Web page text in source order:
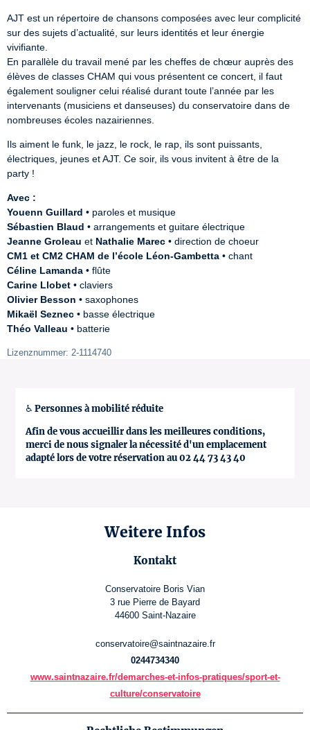
AJT est un répertoire de chansons composées avec leur complicité
sur des sujets d’actualité, sur leurs identités et leur énergie
vivifiante.
En parallèle du travail mené par les cheffes de chœur auprès des
élèves de classes CHAM qui vous présentent ce concert, il faut
également souligner celui réalisé durant toute l’année par les
intervenants (musiciens et danseuses) du conservatoire dans de
nombreuses écoles nazairiennes.
Ils aiment le funk, le jazz, le rock, le rap, ils sont puissants,
électriques, jeunes et AJT. Ce soir, ils vous invitent à être de la
party !
Avec :
Youenn Guillard
Sébastien Blaud
Jeanne Groleau et Nathalie Marec
CM1 et CM2 CHAM de l’école Léon-Gambetta
Céline Lamanda
Carine Llobet
Olivier Besson
Mikaël Seznec
Théo Valleau • batterie
Lizenznummer: 2-1114740
♿ Personnes à mobilité réduite
Afin de vous accueillir dans les meilleures conditions,
merci de nous signaler la nécessité d'un emplacement
adapté lors de votre réservation au 02 44 73 43 40
Weitere Infos
Kontakt
Conservatoire Boris Vian
3 rue Pierre de Bayard
44600 Saint-Nazaire
conservatoire@saintnazaire.fr
0244734340
www.saintnazaire.fr/demarches-et-infos-pratiques/sport-et-
culture/conservatoire